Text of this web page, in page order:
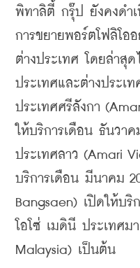
พิทาลิตี้ กรุ๊ป ยังคงดำเ
การขยายพอร์ตโฟลิโอ
ต่างประเทศ โดยล่าสุด
ประเทศและต่างประเ
ประเทศศรีลังกา
ให้บริการเดือน ธันวา
ประเทศลาว (Amari
บริการเดือน มีนาคม
Bangsaen) เปิดให้บริ
โอโซ่ เมดินี ประเทศม
Malaysia) เป็นต้น